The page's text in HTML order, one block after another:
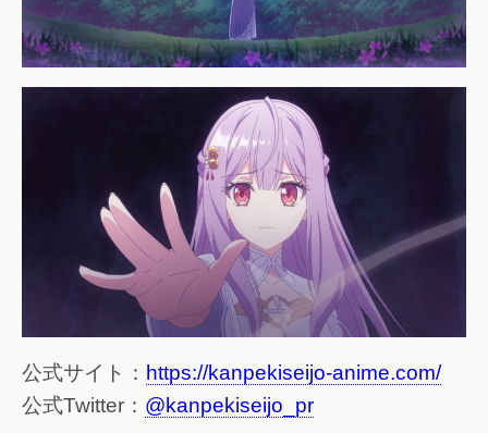
公式サイト： https://kanpekiseijo-anime.com/
公式Twitter： @kanpekiseijo_pr